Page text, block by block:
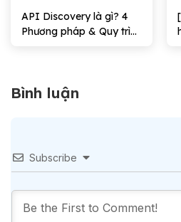
API Discovery là gì? 4
Phương pháp & Quy trình
Bình luận
Subscribe